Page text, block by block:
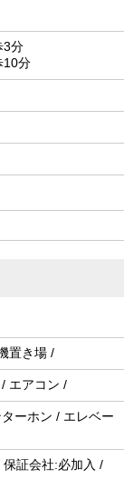
3分
10分
置き場 /
エアコン /
ーホン / エレベー
証会社:必加入 /